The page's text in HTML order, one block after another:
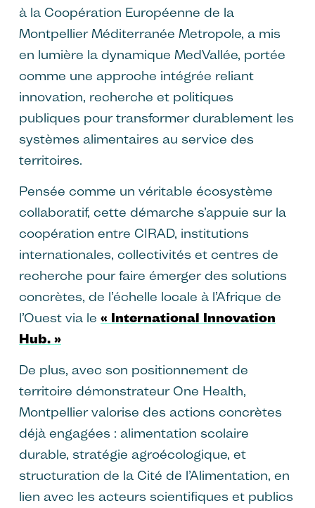
à la Coopération Européenne de la
Montpellier Méditerranée Metropole, a mis
en lumière la dynamique MedVallée, portée
comme une approche intégrée reliant
innovation, recherche et politiques
publiques pour transformer durablement les
systèmes alimentaires au service des
territoires.
Pensée comme un véritable écosystème
collaboratif, cette démarche s’appuie sur la
coopération entre CIRAD, institutions
internationales, collectivités et centres de
recherche pour faire émerger des solutions
concrètes, de l’échelle locale à l’Afrique de
l’Ouest via le « International Innovation
Hub. »
De plus, avec son positionnement de
territoire démonstrateur One Health,
Montpellier valorise des actions concrètes
déjà engagées : alimentation scolaire
durable, stratégie agroécologique, et
structuration de la Cité de l’Alimentation, en
lien avec les acteurs scientifiques et publics